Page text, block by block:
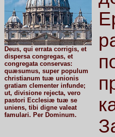
Deus, qui errata corrigis, et
dispersa congregas, et
congregata conservas:
quæsumus, super populum
christianum tuæ unionis
gratiam clementer infunde;
ut, divisione rejecta, vero
pastori Ecclesiæ tuæ se
uniens, tibi digne valeat
famulari. Per Dominum.